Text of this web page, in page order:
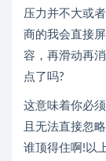
压力并不大或
商的我会直接
容，再滑动再
点了吗?
这意味着你必
且无法直接忽
谁顶得住啊!以